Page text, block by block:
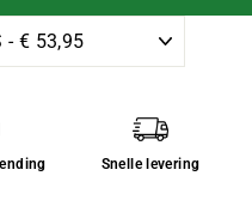
Snelle levering